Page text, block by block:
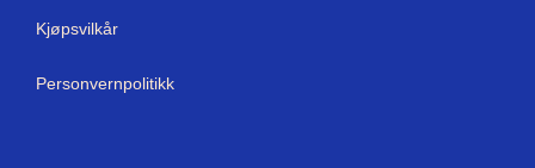
Kjøpsvilkår
Personvernpolitikk